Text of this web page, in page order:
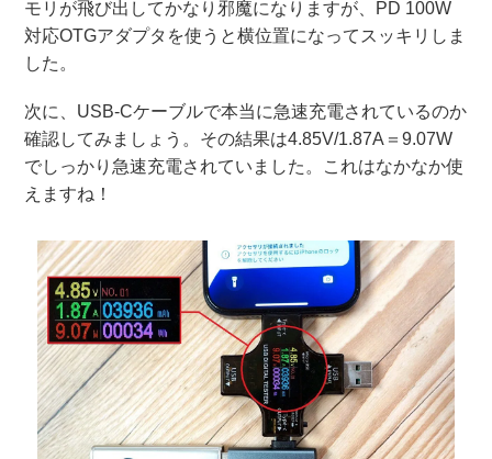
モリが飛び出してかなり邪魔になりますが、PD 100W
対応OTGアダプタを使うと横位置になってスッキリしま
した。
次に、USB-Cケーブルで本当に急速充電されているのか
確認してみましょう。その結果は4.85V/1.87A＝9.07W
でしっかり急速充電されていました。これはなかなか使
えますね！